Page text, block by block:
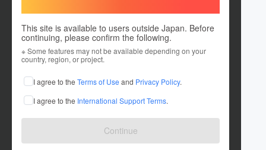
This site is available to users outside Japan. Before
continuing, please confirm the following.
※ Some features may not be available depending on your
country, region, or project.
I agree to the Terms of Use and Privacy Policy.
I agree to the International Support Terms.
Continue
opay_ussd_code_and_latest_o
在住国：日本
出身国：日本 出身地：未設定
www.bankussdcode.com/opay-transfer-co...